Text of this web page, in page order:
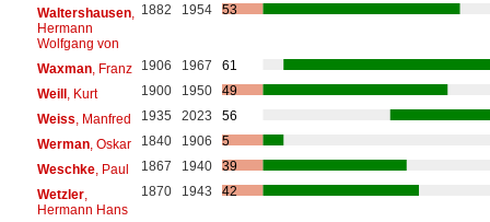
Waltershausen,
Hermann
Wolfgang von
1882 1954 53
Waxman, Franz 1906 1967
61
Weill, Kurt 1900 1950
49
Weiss , Manfred 1935 2023
56
Werman, Oskar 1840 1906
5
Weschke, Paul 1867 1940
39
Wetzler,
Hermann Hans
1870 1943 42